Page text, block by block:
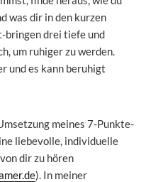
was dir in den kurzen
bringen drei tiefe und
um ruhiger zu werden.
und es kann beruhigt
meines 7-Punkte-
liebevolle, individuelle
dir zu hören
). In meiner